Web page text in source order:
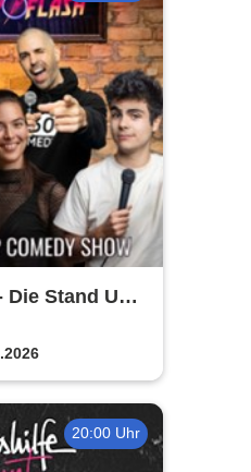
Die Stand Up
Würzburg
20:00 Uhr